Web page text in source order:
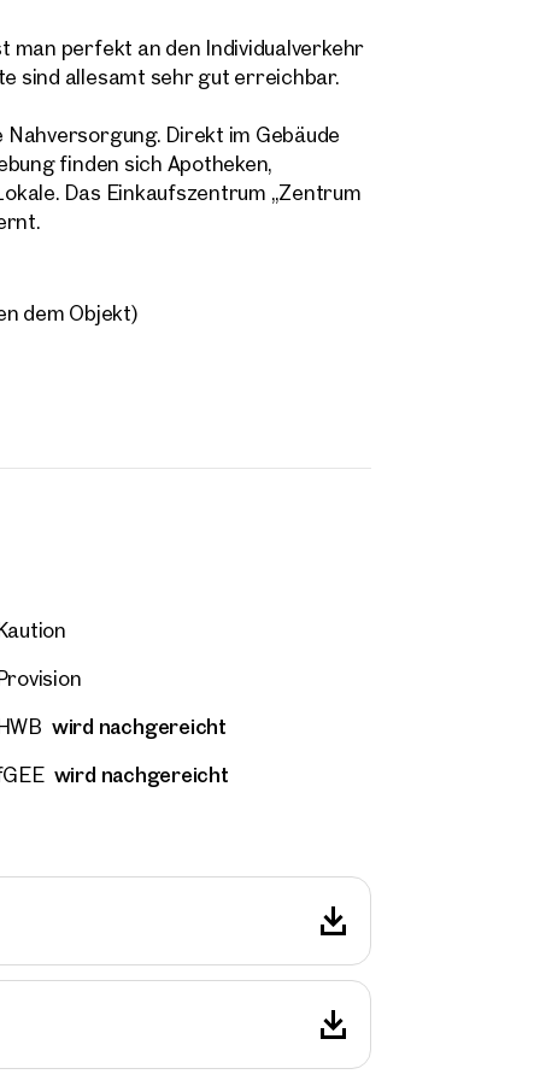
man perfekt an den Individualverkehr
sind allesamt sehr gut erreichbar.
Direkt im Gebäude
finden sich Apotheken,
Das Einkaufszentrum „Zentrum
dem Objekt)
wird nachgereicht
wird nachgereicht
(optional)
Service(optional)
regelmäßig über neue Publikationen, Angebote, Einladungen und
Anfrage Absenden
Direkte:r Ansprechpartner:in
Anrufen oder Rückruf vereinbaren